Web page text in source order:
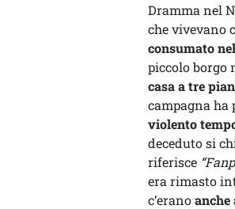
Dramma nel
che vivevano
consumato
piccolo borgo
casa a tre
campagna ha
violento
deceduto si
riferisce
era rimasto
c’eranoanche